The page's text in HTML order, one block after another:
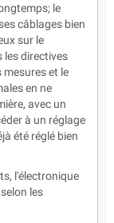
le
câblages bien
sur le
les directives
et le
en ne
avec un
à un réglage
été réglé bien
l'électronique
les